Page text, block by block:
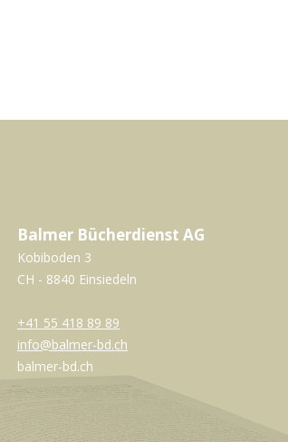
Balmer Bücherdienst AG
Kobiboden 3
CH - 8840 Einsiedeln
+41 55 418 89 89
info@balmer-bd.ch
balmer-bd.ch